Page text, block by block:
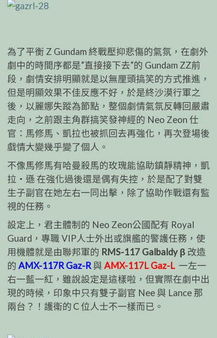
為了平衡 Z Gundam 終戰壓抑悲傷的氣氛，在劇外
劇中的時間序都是”直接接下去”的 Gundam ZZ前
段，劇情安排明顯就是以無厘頭搞笑的方式推進，
但是明顯效果不佳反應不好，於是終沙漠行軍之
後，以麗娜失蹤為節點，整個劇情氣氛反轉回嚴肅
走向，之前跟主角群搞笑發神經的 Neo Zeon 仕
官：馬修馬、凱拉也被抓回去再強化，再次登場後
戲情大變幾乎變了個人。
不像馬修馬有哈曼殺馬的玫瑰能協助鎮靜精神，凱
拉‧遜 在強化過後還是偶有失控，於是配了對雙
生子副官在她左右一同出擊，除了協助作戰還有監
視的任務。
設定上，君主體制的 Neo Zeon公國配有 Royal
Guard，專職 VIP人士外出或旗艦的警護任務，使
用機體就是由聯邦軍的 RMS-117 Galbaldy β 改造
的 AMX-117R Gaz-R 與 AMX-117L Gaz-L一左一
右一藍一紅，雖說設定是這樣啦，但實際在劇中出
現的時候，印象中只有雙子副官 Nee 與 Lance 那
兩台？！護衛的Ｃ位人士不一樣而已。